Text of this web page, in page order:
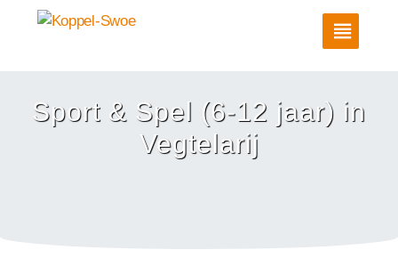
Sport & Spel (6-12 jaar) in
Vegtelarij